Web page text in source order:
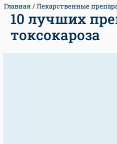
Главная Лекарственные
10 лучших
токсокароза